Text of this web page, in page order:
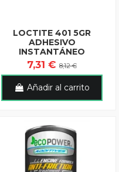
LOCTITE 401 5GR
ADHESIVO
INSTANTÁNEO
7,31 € 8,12 €
Añadir al carrito